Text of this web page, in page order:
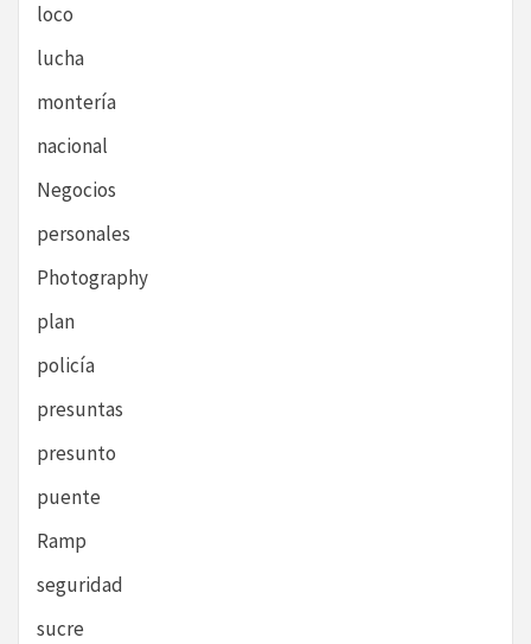
loco
lucha
montería
nacional
Negocios
personales
Photography
plan
policía
presuntas
presunto
puente
Ramp
seguridad
sucre